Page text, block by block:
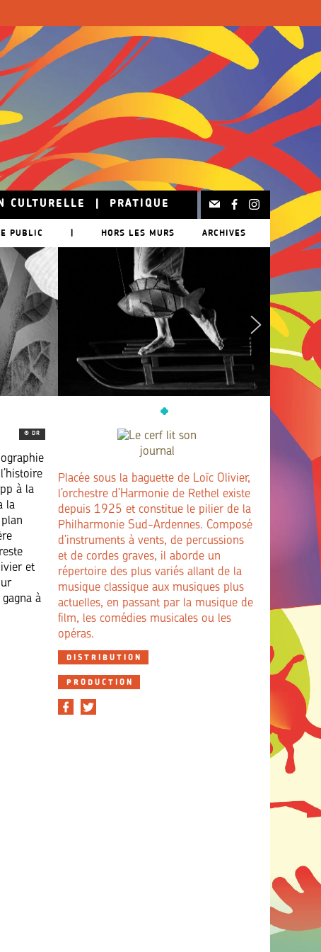
CULTURELLE PRATIQUE
PUBLIC | HORS LES MURS ARCHIVES
® DR
à la
la
et
à
Placée sous la baguette de Loïc Olivier,
l’orchestre d’Harmonie de Rethel existe
depuis 1925 et constitue le pilier de la
Philharmonie Sud-Ardennes. Composé
d’instruments à vents, de percussions
et de cordes graves, il aborde un
répertoire des plus variés allant de la
musique classique aux musiques plus
actuelles, en passant par la musique de
film, les comédies musicales ou les
opéras.
DISTRIBUTION
PRODUCTION